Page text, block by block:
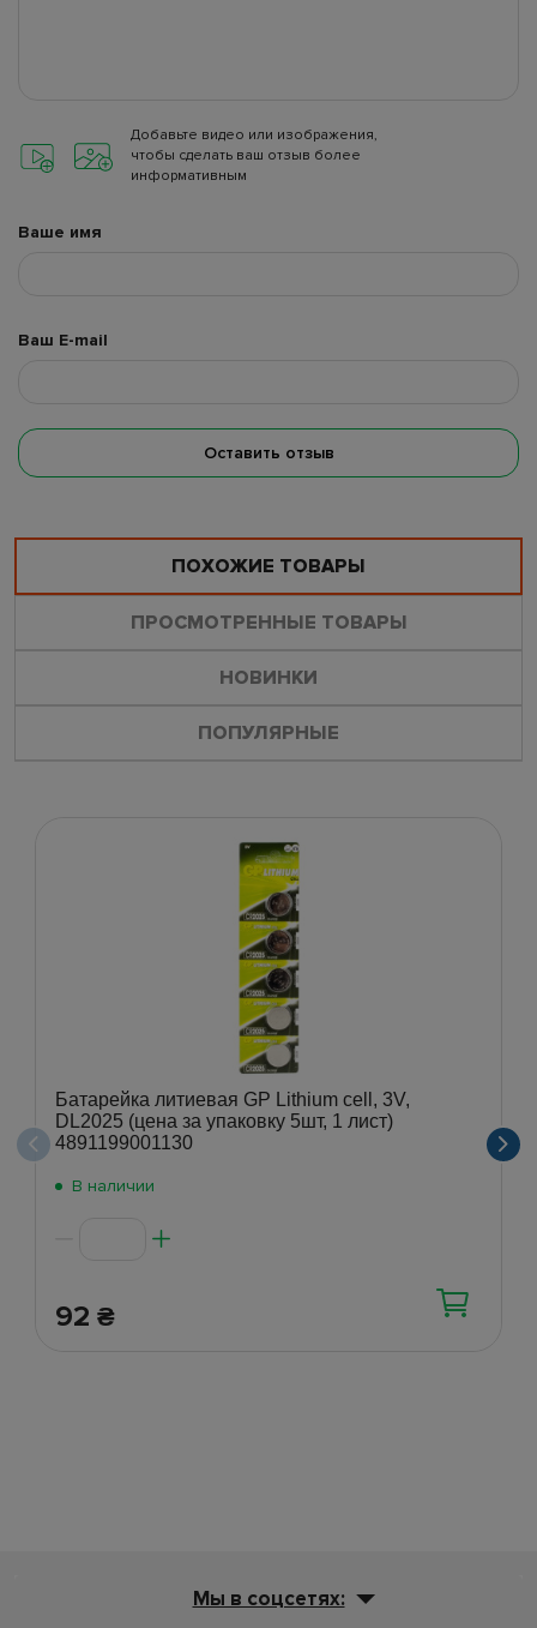
Добавьте видео или изображения,
чтобы сделать ваш отзыв более
информативным
Ваше имя
Ваш E-mail
Оставить отзыв
ПОХОЖИЕ ТОВАРЫ
ПРОСМОТРЕННЫЕ ТОВАРЫ
НОВИНКИ
ПОПУЛЯРНЫЕ
Батарейка литиевая GP Lithium cell, 3V,
DL2025 (цена за упаковку 5шт, 1 лист)
4891199001130
В наличии
92 ₴
Мы в соцсетях: